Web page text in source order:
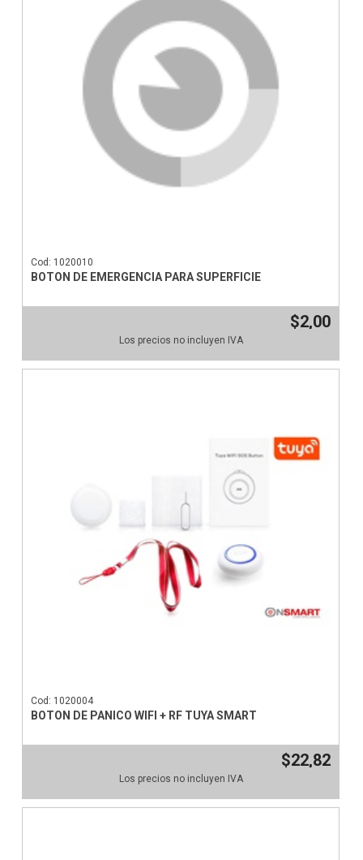
Cod: 1020010
BOTON DE EMERGENCIA PARA SUPERFICIE
$2,00
Los precios no incluyen IVA
Cod: 1020004
BOTON DE PANICO WIFI + RF TUYA SMART
$22,82
Los precios no incluyen IVA